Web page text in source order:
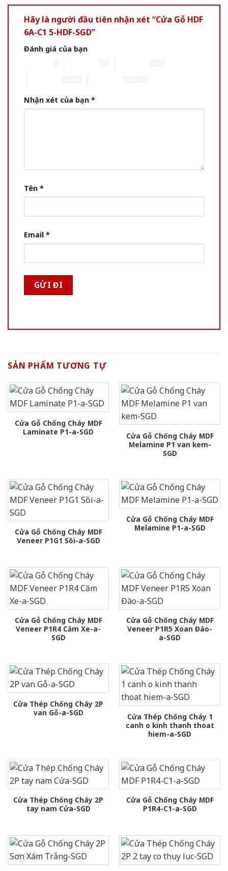
Hãy là người đầu tiên nhận xét “Cửa Gỗ HDF
6A-C1 5-HDF-SGD”
Đánh giá của bạn
Nhận xét của bạn *
Tên *
Email *
SẢN PHẨM TƯƠNG TỰ
Cửa Gỗ Chống Cháy MDF
Laminate P1-a-SGD
Cửa Gỗ Chống Cháy MDF
Melamine P1 van kem-
SGD
Cửa Gỗ Chống Cháy MDF
Veneer P1G1 Sồi-a-SGD
Cửa Gỗ Chống Cháy MDF
Melamine P1-a-SGD
Cửa Gỗ Chống Cháy MDF
Veneer P1R4 Căm Xe-a-
SGD
Cửa Gỗ Chống Cháy MDF
Veneer P1R5 Xoan Đào-
a-SGD
Cửa Thép Chống Cháy 2P
van Gỗ-a-SGD
Cửa Thép Chống Cháy 1
canh o kinh thanh thoat
hiem-a-SGD
Cửa Thép Chống Cháy 2P
tay nam Cửa-SGD
Cửa Gỗ Chống Cháy MDF
P1R4-C1-a-SGD